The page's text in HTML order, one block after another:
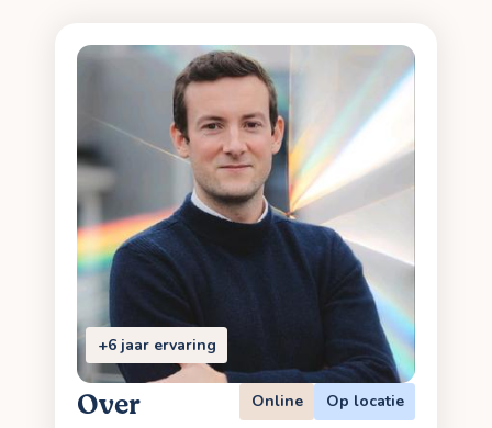
+6 jaar ervaring
Over
Online Op locatie